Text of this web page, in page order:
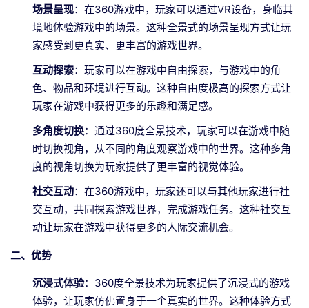
场景呈现：在360游戏中，玩家可以通过VR设备，身临其
境地体验游戏中的场景。这种全景式的场景呈现方式让玩
家感受到更真实、更丰富的游戏世界。
互动探索：玩家可以在游戏中自由探索，与游戏中的角
色、物品和环境进行互动。这种自由度极高的探索方式让
玩家在游戏中获得更多的乐趣和满足感。
多角度切换：通过360度全景技术，玩家可以在游戏中随
时切换视角，从不同的角度观察游戏中的世界。这种多角
度的视角切换为玩家提供了更丰富的视觉体验。
社交互动：在360游戏中，玩家还可以与其他玩家进行社
交互动，共同探索游戏世界，完成游戏任务。这种社交互
动让玩家在游戏中获得更多的人际交流机会。
二、优势
沉浸式体验：360度全景技术为玩家提供了沉浸式的游戏
体验，让玩家仿佛置身于一个真实的世界。这种体验方式